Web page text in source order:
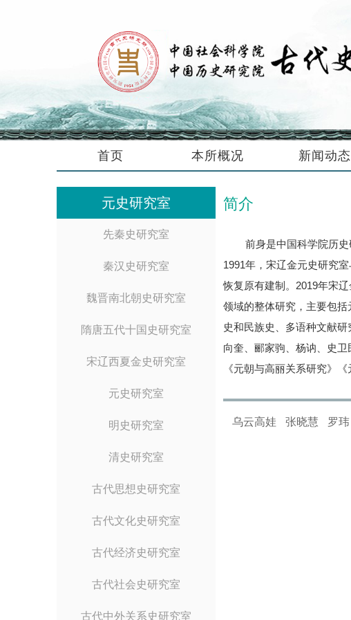
首页 本所概况 新闻动态
元史研究室
先秦史研究室
秦汉史研究室
魏晋南北朝史研究室
隋唐五代十国史研究室
宋辽西夏金史研究室
元史研究室
明史研究室
清史研究室
古代思想史研究室
古代文化史研究室
古代经济史研究室
古代社会史研究室
古代中外关系史研究室
简介
前身是中国科学院历
1991年，宋辽金元史研究
恢复原有建制。2019年宋
领域的整体研究，主要包
史和民族史、多语种文献
向奎、郦家驹、杨讷、史
《元朝与高丽关系研究》《
乌云高娃 张晓慧 罗玮